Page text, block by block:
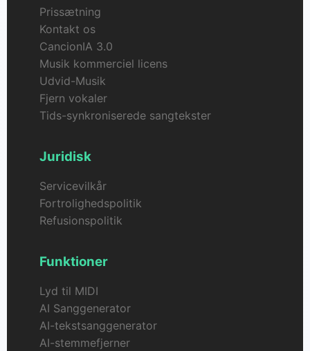
Prissætning
Kontakt os
CancionIA 3.0
Musik kommerciel licens
Udvid-Musik
Fjern vokaler
Tids-synkroniserede sangtekster
Juridisk
Servicevilkår
Fortrolighedspolitik
Refusionspolitik
Funktioner
Lyd til MIDI
AI Sanggenerator
AI-tekstsanggenerator
AI-stemmefjerner